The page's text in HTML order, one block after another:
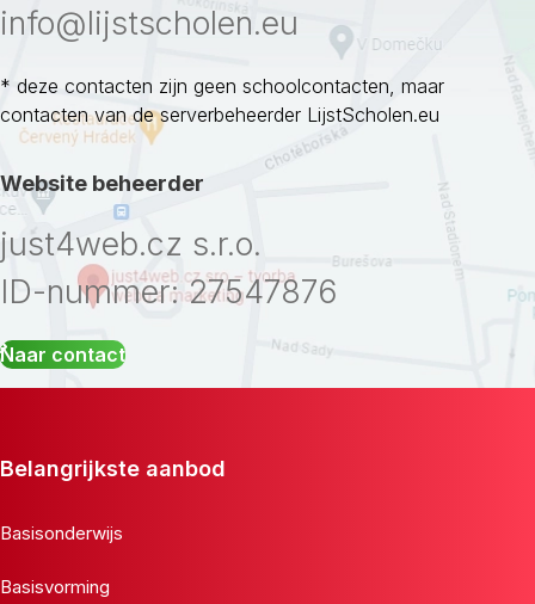
info@lijstscholen.eu
* deze contacten zijn geen schoolcontacten, maar
contacten van de serverbeheerder LijstScholen.eu
Website beheerder
just4web.cz s.r.o.
ID-nummer: 27547876
Naar contact
Belangrijkste aanbod
Basisonderwijs
Basisvorming